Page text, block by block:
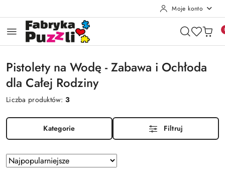
Moje konto
Pistolety na Wodę - Zabawa i Ochłoda
dla Całej Rodziny
Liczba produktów:3
Kategorie Filtruj
Zastosowano
sortowanie:
Sortuj
według